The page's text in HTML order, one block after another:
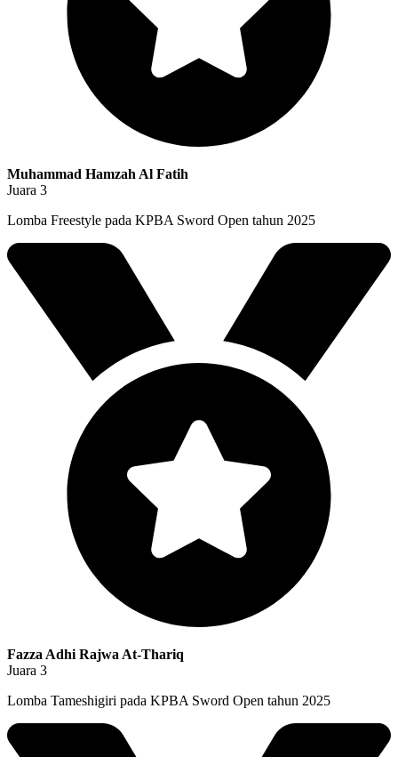
Muhammad Hamzah Al Fatih
Juara 3
Lomba Freestyle pada KPBA Sword Open tahun 2025
Fazza Adhi Rajwa At-Thariq
Juara 3
Lomba Tameshigiri pada KPBA Sword Open tahun 2025